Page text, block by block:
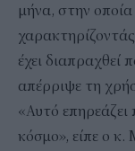
μήνα, στην
έχει διαπραχθεί
απέρριψε τη
«Αυτό
κόσμο», είπε ο κ.